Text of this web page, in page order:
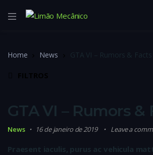
Home News GTA VI – Rumors & Facts
GTA VI – Rumors &
News 16 de janeiro de 2019 Leave a
Praesent iaculis, purus ac vehicula